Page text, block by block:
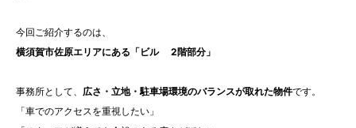
今回ご紹介するのは、
横須賀市佐原エリアにある「ビル 2階部分」
事務所として、 広さ・立地・駐車場環境のバランスが取れた物件です。
「車でのアクセスを重視したい」